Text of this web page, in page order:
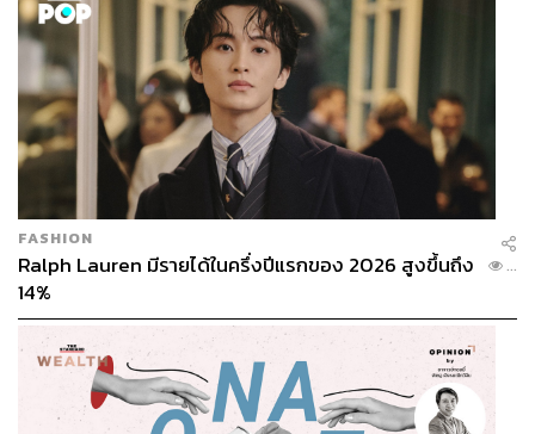
FASHION
Ralph Lauren มีรายได้ในครึ่งปีแรกของ 2026 สูงขึ้นถึง
14%
...